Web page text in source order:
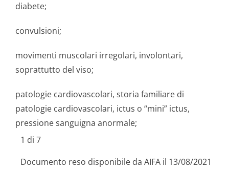
diabete;
convulsioni;
movimenti muscolari irregolari, involontari,
soprattutto del viso;
patologie cardiovascolari, storia familiare di
patologie cardiovascolari, ictus o “mini” ictus,
pressione sanguigna anormale;
1 di 7
Documento reso disponibile da AIFA il 13/08/2021